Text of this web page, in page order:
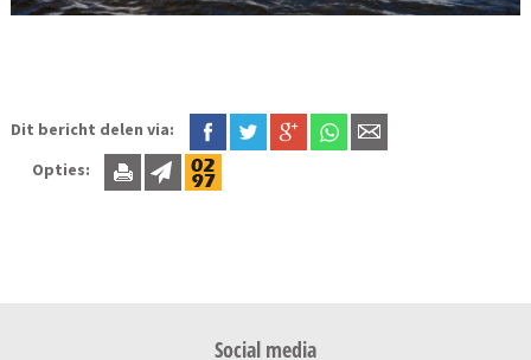
Dit bericht delen via:
Opties:
Social media